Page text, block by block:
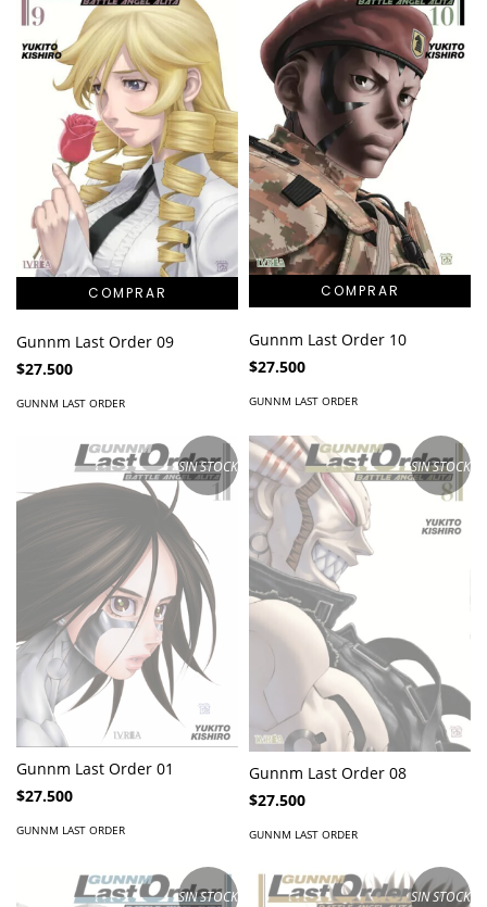
Gunnm Last Order 09
$27.500
GUNNM LAST ORDER
Gunnm Last Order 10
$27.500
GUNNM LAST ORDER
SIN STOCK
Gunnm Last Order 01
$27.500
GUNNM LAST ORDER
SIN STOCK
Gunnm Last Order 08
$27.500
GUNNM LAST ORDER
SIN STOCK SIN STOCK